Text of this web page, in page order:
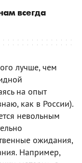
всегда
лучше, чем
на опыт
как в России).
невольным
ожидания,
Например,